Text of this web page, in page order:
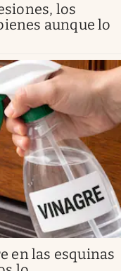
los
aunque lo
en las esquinas